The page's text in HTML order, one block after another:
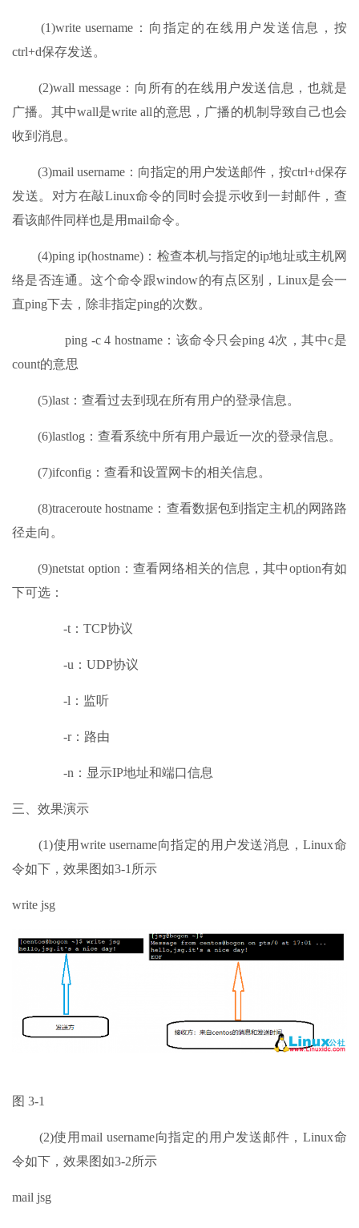
(1)write username：向指定的在线用户发送信息，按
ctrl+d保存发送。
(2)wall message：向所有的在线用户发送信息，也就是
广播。其中wall是write all的意思，广播的机制导致自己也会
收到消息。
(3)mail username：向指定的用户发送邮件，按ctrl+d保存
发送。对方在敲Linux命令的同时会提示收到一封邮件，查
看该邮件同样也是用mail命令。
(4)ping ip(hostname)：检查本机与指定的ip地址或主机网
络是否连通。这个命令跟window的有点区别，Linux是会一
直ping下去，除非指定ping的次数。
ping -c 4 hostname：该命令只会ping 4次，其中c是
count的意思
(5)last：查看过去到现在所有用户的登录信息。
(6)lastlog：查看系统中所有用户最近一次的登录信息。
(7)ifconfig：查看和设置网卡的相关信息。
(8)traceroute hostname：查看数据包到指定主机的网路路
径走向。
(9)netstat option：查看网络相关的信息，其中option有如
下可选：
-t：TCP协议
-u：UDP协议
-l：监听
-r：路由
-n：显示IP地址和端口信息
三、效果演示
(1)使用write username向指定的用户发送消息，Linux命
令如下，效果图如3-1所示
write jsg
图 3-1
(2)使用mail username向指定的用户发送邮件，Linux命
令如下，效果图如3-2所示
mail jsg